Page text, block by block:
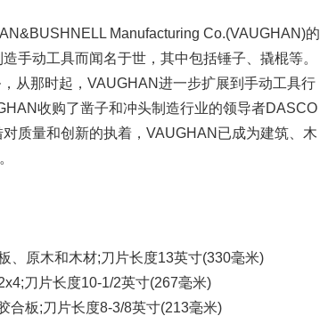
Manufacturing Co.(VAUGHAN)的
手动工具而闻名于世，其中包括锤子、撬棍等。
从那时起，VAUGHAN进一步扩展到手动工具行
收购了凿子和冲头制造行业的领导者DASCO
质量和创新的执着，VAUGHAN已成为建筑、木
、原木和木材;刀片长度13英寸(330毫米)
刀片长度10-1/2英寸(267毫米)
板;刀片长度8-3/8英寸(213毫米)